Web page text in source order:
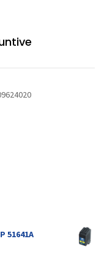
51641A